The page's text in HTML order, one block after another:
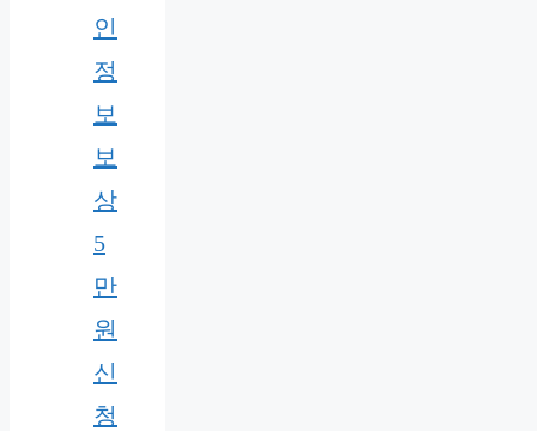
인
정
보
보
상
5
만
원
신
청